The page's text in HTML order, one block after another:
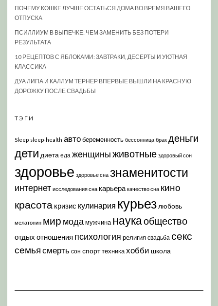
ПОЧЕМУ КОШКЕ ЛУЧШЕ ОСТАТЬСЯ ДОМА ВО ВРЕМЯ ВАШЕГО
ОТПУСКА
ПСИЛЛИУМ В ВЫПЕЧКЕ: ЧЕМ ЗАМЕНИТЬ БЕЗ ПОТЕРИ
РЕЗУЛЬТАТА
10 РЕЦЕПТОВ С ЯБЛОКАМИ: ЗАВТРАКИ, ДЕСЕРТЫ И УЮТНАЯ
КЛАССИКА
ДУА ЛИПА И КАЛЛУМ ТЕРНЕР ВПЕРВЫЕ ВЫШЛИ НА КРАСНУЮ
ДОРОЖКУ ПОСЛЕ СВАДЬБЫ
ТЭГИ
Sleep sleep-health автобеременность бессонница брак деньги
дети диета еда женщиныживотные здоровый сон
здоровье здоровье сна знаменитости
интернет исследования сна карьера качество сна кино
красота кризис кулинария курьез любовь
мелатонин мир модамужчина наукаобщество
отдых отношения психология религия свадьба секс
семья смерть сон спорттехникахобби школа